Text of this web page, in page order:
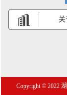
关
Copyright © 2022